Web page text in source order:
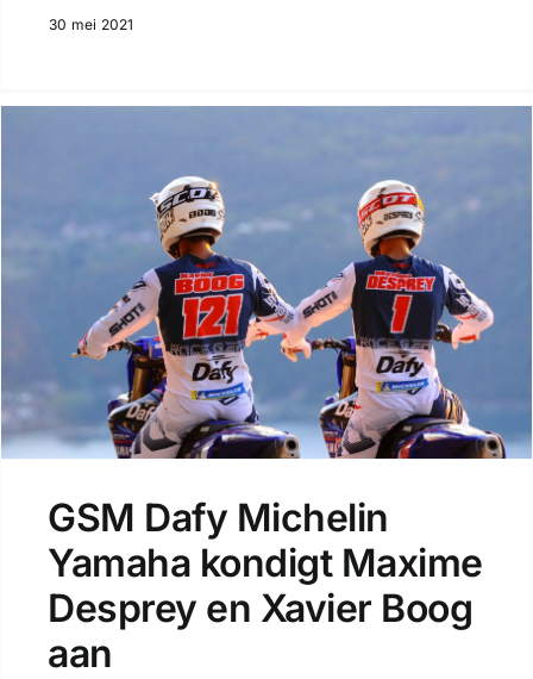
30 mei 2021
GSM Dafy Michelin
Yamaha kondigt Maxime
Desprey en Xavier Boog
aan